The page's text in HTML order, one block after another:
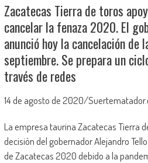
Zacatecas Tierra de toros
cancelar la fenaza 2020. El
anunció hoy la cancelación
septiembre. Se prepara un
través de redes
14 de agosto de 2020/
La empresa taurina Zacatecas Tierra
decisión del gobernador Alejandro
de Zacatecas 2020 debido a la